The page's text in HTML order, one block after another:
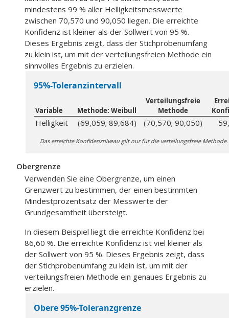
mindestens 99 % aller Helligkeitsmesswerte
zwischen 70,570 und 90,050 liegen. Die erreichte
Konfidenz ist kleiner als der Sollwert von 95 %.
Dieses Ergebnis zeigt, dass der Stichprobenumfang
zu klein ist, um mit der verteilungsfreien Methode ein
sinnvolles Ergebnis zu erzielen.
95%-Toleranzintervall
Variable Methode: Weibull
Verteilungsfreie
Methode
Helligkeit (69,059; 89,684) (70,570; 90,050)
Das erreichte Konfidenzniveau gilt nur für die verteilungsfreie Methode.
Obergrenze
Verwenden Sie eine Obergrenze, um einen
Grenzwert zu bestimmen, der einen bestimmten
Mindestprozentsatz der Messwerte der
Grundgesamtheit übersteigt.
In diesem Beispiel liegt die erreichte Konfidenz bei
86,60 %. Die erreichte Konfidenz ist viel kleiner als
der Sollwert von 95 %. Dieses Ergebnis zeigt, dass
der Stichprobenumfang zu klein ist, um mit der
verteilungsfreien Methode ein genaues Ergebnis zu
erzielen.
Obere 95%-Toleranzgrenze